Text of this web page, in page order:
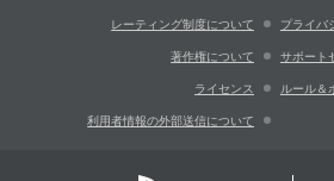
レーティング制度について プライバ
著作権について サポート
ライセンス ルール＆
利用者情報の外部送信について